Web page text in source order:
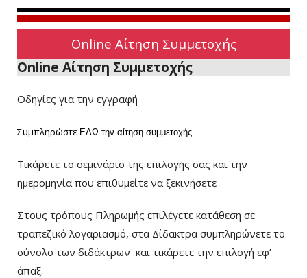
Online Αίτηση Συμμετοχής
Online Αίτηση Συμμετοχής
Οδηγίες για την εγγραφή
Συμπληρώστε ΕΔΩ την αίτηση συμμετοχής
Τικάρετε το σεμινάριο της επιλογής σας και την
ημερομηνία που επιθυμείτε να ξεκινήσετε
Στους τρόπους Πληρωμής επιλέγετε κατάθεση σε
τραπεζικό λογαριασμό, στα Δίδακτρα συμπληρώνετε το
σύνολο των διδάκτρων και τικάρετε την επιλογή εφ’
άπαξ.